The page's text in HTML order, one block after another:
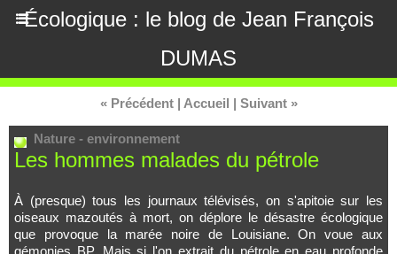
Écologique : le blog de Jean François
DUMAS
« Précédent | Accueil | Suivant »
Nature - environnement
Les hommes malades du pétrole
À (presque) tous les journaux télévisés, on s'apitoie sur les
oiseaux mazoutés à mort, on déplore le désastre écologique
que provoque la marée noire de Louisiane. On voue aux
gémonies BP. Mais si l'on extrait du pétrole en eau profonde